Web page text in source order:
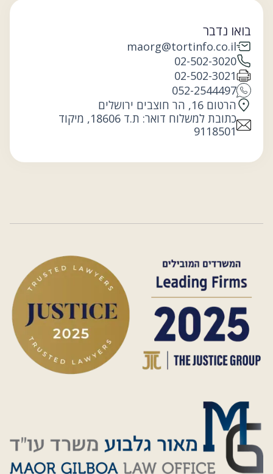
בואו נדבר
maorg@tortinfo.co.il
02-502-3020
02-502-3021
052-2544497
הרטום 16, הר חוצבים ירושלים
כתובת למשלוח דואר: ת.ד 18606, מיקוד
9118501